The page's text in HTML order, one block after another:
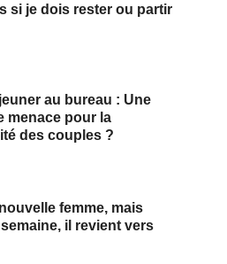
si je dois rester ou partir
au bureau : Une
menace pour la
des couples ?
nouvelle femme, mais
il revient vers